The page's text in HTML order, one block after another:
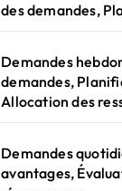
des demandes,
Demandes
demandes,
Allocation des
Demandes
avantages,